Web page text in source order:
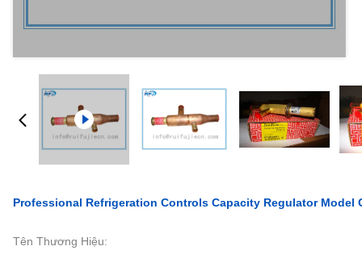
Professional Refrigeration Controls Capacity Regulator Model
Tên Thương Hiệu: